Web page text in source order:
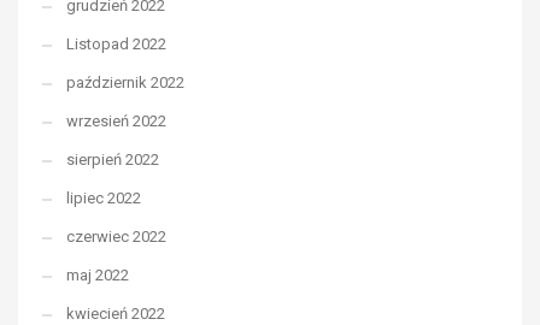
grudzień 2022
Listopad 2022
październik 2022
wrzesień 2022
sierpień 2022
lipiec 2022
czerwiec 2022
maj 2022
kwiecień 2022